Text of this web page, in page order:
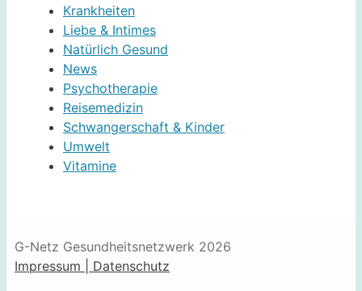
Krankheiten
Liebe & Intimes
Natürlich Gesund
News
Psychotherapie
Reisemedizin
Schwangerschaft & Kinder
Umwelt
Vitamine
G-Netz Gesundheitsnetzwerk 2026
Impressum | Datenschutz